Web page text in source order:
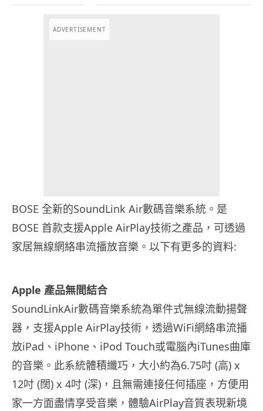
ADVERTISEMENT
BOSE 全新的SoundLink Air數碼音樂系統。是
BOSE 首款支援Apple AirPlay技術之產品，可透過
家居無線網絡串流播放音樂。以下有更多的資料:
Apple 產品無間結合
SoundLinkAir數碼音樂系統為單件式無線流動揚聲
器，支援Apple AirPlay技術，透過WiFi網絡串流播
放iPad、iPhone、iPod Touch或電腦內iTunes曲庫
的音樂。此系統體積纖巧，大小約為6.75吋 (高) x
12吋 (闊) x 4吋 (深)，且無需連接任何插座，方便用
家一方面盡情享受音樂，體驗AirPlay音質表現新境